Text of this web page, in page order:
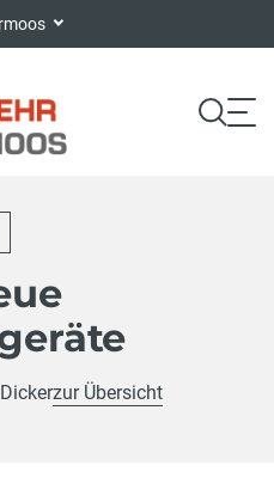
zur Übersicht